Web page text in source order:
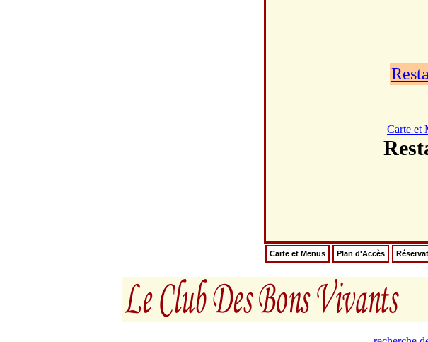
Carte et
Carte et Menus Plan d'Accès